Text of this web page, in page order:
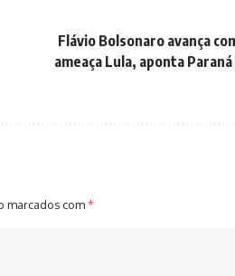
Flávio Bolsonaro avança
ameaça Lula, aponta
marcados com*